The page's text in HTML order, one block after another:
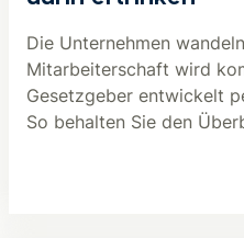
Die Unternehmen
Mitarbeiterschaft wird
Gesetzgeber entwickelt
So behalten Sie den